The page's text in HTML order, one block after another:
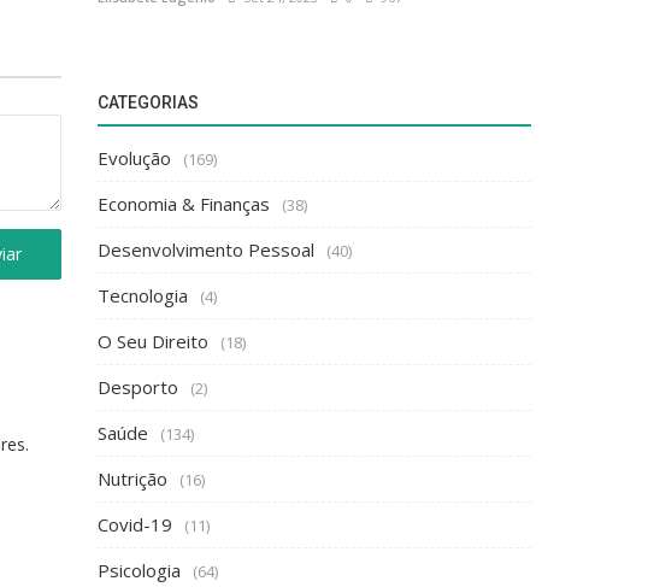
CATEGORIAS
Evolução (169)
Economia & Finanças (38)
Desenvolvimento Pessoal (40)
Tecnologia (4)
O Seu Direito (18)
Desporto (2)
Saúde (134)
Nutrição (16)
Covid-19 (11)
Psicologia (64)